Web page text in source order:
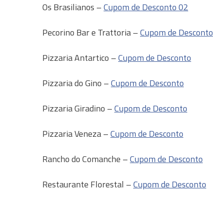
Os Brasilianos –Cupom de Desconto 02
Pecorino Bar e Trattoria –Cupom de Desconto
Pizzaria Antartico –Cupom de Desconto
Pizzaria do Gino –Cupom de Desconto
Pizzaria Giradino –Cupom de Desconto
Pizzaria Veneza –Cupom de Desconto
Rancho do Comanche –Cupom de Desconto
Restaurante Florestal –Cupom de Desconto